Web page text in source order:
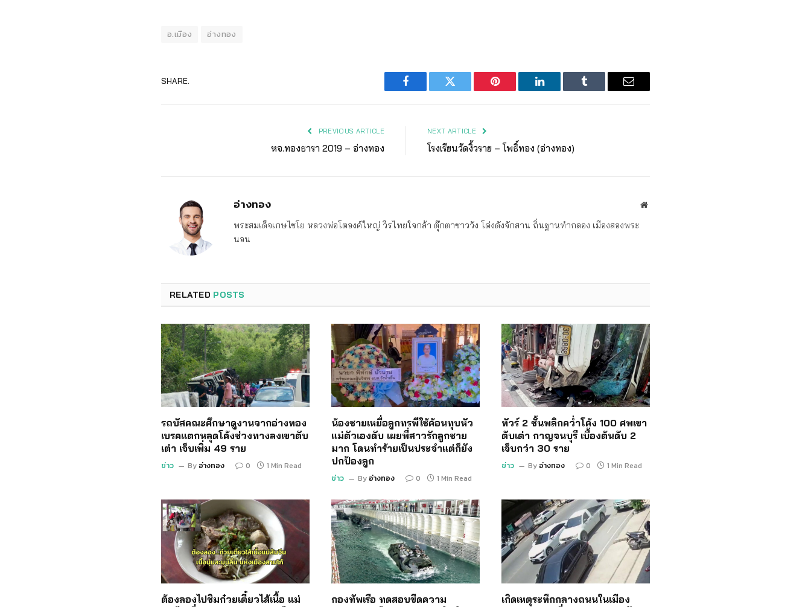
อ.เมือง อ่างทอง
SHARE.
Facebook Twitter Pinterest LinkedIn Tumblr Email
PREVIOUS ARTICLE
หจ.ทองธารา 2019 – อ่างทอง
NEXT ARTICLE
โรงเรียนวัดงิ้วราย – โพธิ์ทอง (อ่างทอง)
อ่างทอง Website
พระสมเด็จเกษไชโย หลวงพ่อโตองค์ใหญ่ วีรไทยใจกล้า ตุ๊กตาชาววัง โด่งดังจักสาน ถิ่นฐานทำกลอง เมืองสองพระ
นอน
RELATED POSTS
รถบัสคณะศึกษาดูงานจากอ่างทอง
เบรคแตกหลุดโค้งช่วงทางลงเขาตับ
เต่า เจ็บเพิ่ม 49 ราย
ข่าว By อ่างทอง 0 1 Min Read
น้องชายเหยื่อลูกทรพีใช้ค้อนทุบหัว
แม่ตัวเองดับ เผยพี่สาวรักลูกชาย
มาก โดนทำร้ายเป็นประจำแต่ก็ยัง
ปกป้องลูก
ข่าว By อ่างทอง 0 1 Min Read
ทัวร์ 2 ชั้นพลิกคว่ำโค้ง 100 ศพเขา
ตับเต่า กาญจนบุรี เบื้องต้นดับ 2
เจ็บกว่า 30 ราย
ข่าว By อ่างทอง 0 1 Min Read
ต้องลองไปชิมก๋วยเตี๋ยวไส้เนื้อ แม่
กองทัพเรือ ทดสอบขีดความ
เกิดเหตุระทึกกลางถนนในเมือง